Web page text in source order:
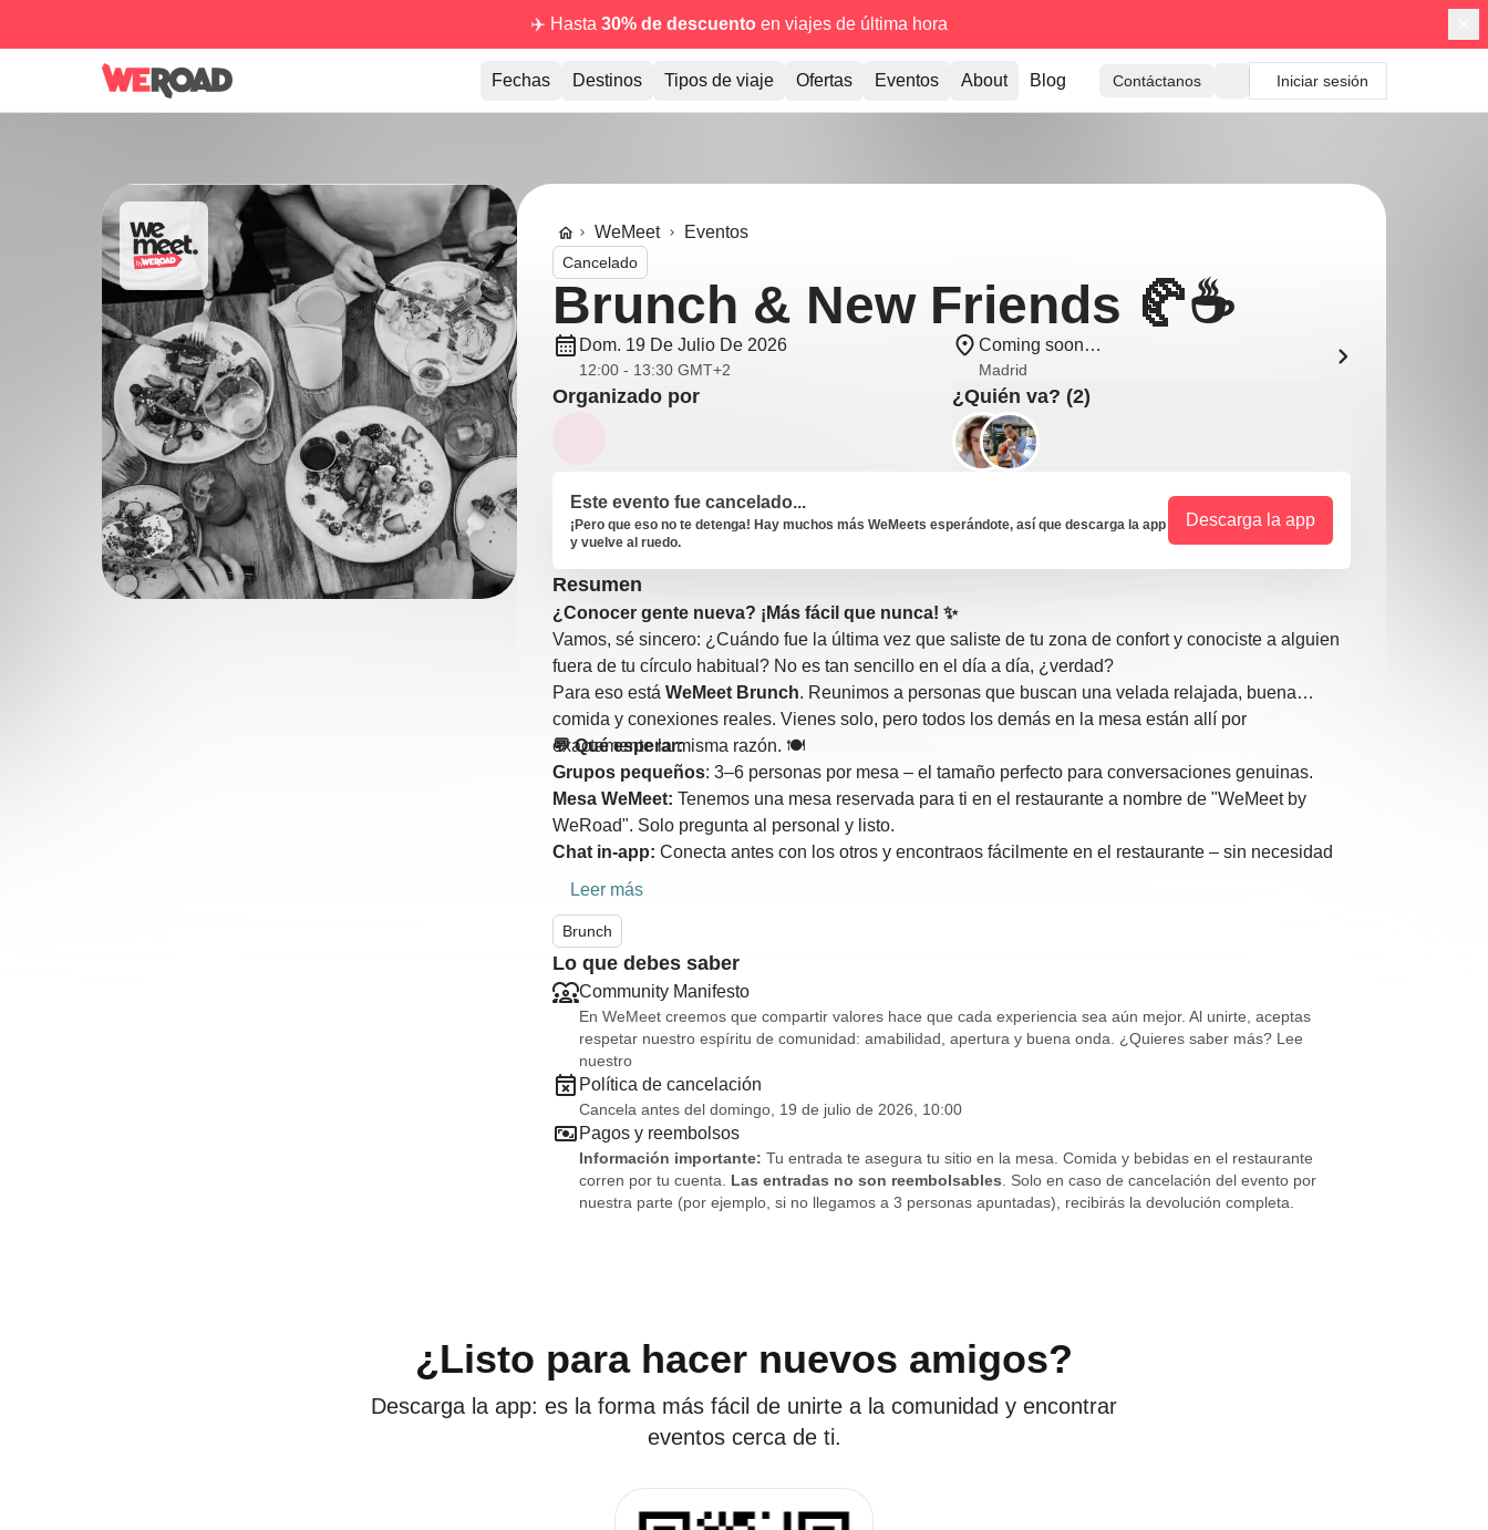
✈️ Hasta 30% de descuentoen viajes de última hora
Fechas Destinos Tipos de viaje Ofertas Eventos About Blog Contáctanos Iniciar sesión
WeMeet Eventos
Cancelado
Brunch & New Friends 🥐☕
Dom. 19 De Julio De 2026
12:00 - 13:30 GMT+2
Coming soon…
Madrid
Organizado por ¿Quién va? (2)
Este evento fue cancelado...
¡Pero que eso no te detenga! Hay muchos más WeMeets esperándote, así que descarga la app
y vuelve al ruedo.
Descarga la app
Resumen
¿Conocer gente nueva? ¡Más fácil que nunca! ✨
Vamos, sé sincero: ¿Cuándo fue la última vez que saliste de tu zona de confort y conociste a alguien
fuera de tu círculo habitual? No es tan sencillo en el día a día, ¿verdad?
Para eso está WeMeet Brunch. Reunimos a personas que buscan una velada relajada, buena
comida y conexiones reales. Vienes solo, pero todos los demás en la mesa están allí por
exactamente la misma razón. 🍽️
💬 Qué esperar:
Grupos pequeños: 3–6 personas por mesa – el tamaño perfecto para conversaciones genuinas.
Mesa WeMeet: Tenemos una mesa reservada para ti en el restaurante a nombre de "WeMeet by
WeRoad". Solo pregunta al personal y listo.
Chat in-app: Conecta antes con los otros y encontraos fácilmente en el restaurante – sin necesidad
de compartir números de teléfono.
bebidas) corre por tu cuenta.
📌 Información importante sobre la reserva:
Asistencia mínima:El evento se llevará a cabo con un mínimo de 3 personas. Si lo cancelamos
nosotros, recibirás la devolución completa.
Compromiso: Como reservamos tu lugar, las entradas no son reembolsables en ningún otro caso.
¡Coge tu sitio en la mesa – quién sabe, igual esta noche conoces a tu nueva persona favorita! 🚀
Leer más
Brunch
Lo que debes saber
Community Manifesto
En WeMeet creemos que compartir valores hace que cada experiencia sea aún mejor. Al unirte, aceptas
respetar nuestro espíritu de comunidad: amabilidad, apertura y buena onda. ¿Quieres saber más? Lee
nuestro
Política de cancelación
Cancela antes del domingo, 19 de julio de 2026, 10:00
Pagos y reembolsos
Información importante: Tu entrada te asegura tu sitio en la mesa. Comida y bebidas en el restaurante
corren por tu cuenta. Las entradas no son reembolsables . Solo en caso de cancelación del evento por
nuestra parte (por ejemplo, si no llegamos a 3 personas apuntadas), recibirás la devolución completa.
¿Listo para hacer nuevos amigos?
Descarga la app: es la forma más fácil de unirte a la comunidad y encontrar
eventos cerca de ti.